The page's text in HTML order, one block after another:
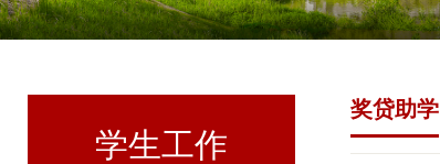
学生工作
奖贷助学